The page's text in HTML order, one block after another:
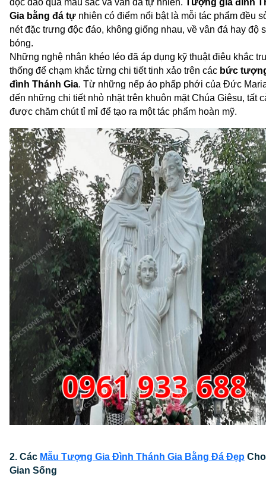
Gia bằng đá tự nhiên có điểm nổi bật là mỗi tác phẩm đều
nét đặc trưng độc đáo, không giống nhau, về vân đá hay độ
bóng.
Những nghệ nhân khéo léo đã áp dụng kỹ thuật điêu khắc
thống để chạm khắc từng chi tiết tinh xảo trên các bức
đình Thánh Gia. Từ những nếp áo phấp phới của Đức
đến những chi tiết nhỏ nhặt trên khuôn mặt Chúa Giêsu, tất
được chăm chút tỉ mỉ để tạo ra một tác phẩm hoàn mỹ.
2. Các Mẫu Tượng Gia Đình Thánh Gia Bằng Đá Đẹp
Gian Sống